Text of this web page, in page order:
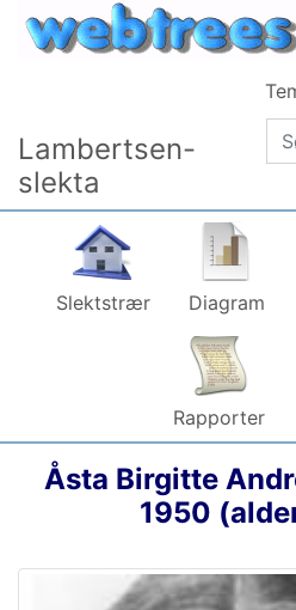
Lambertsen-
slekta
Slektstrær Diagram
Rapporter
Åsta Birgitte
1950